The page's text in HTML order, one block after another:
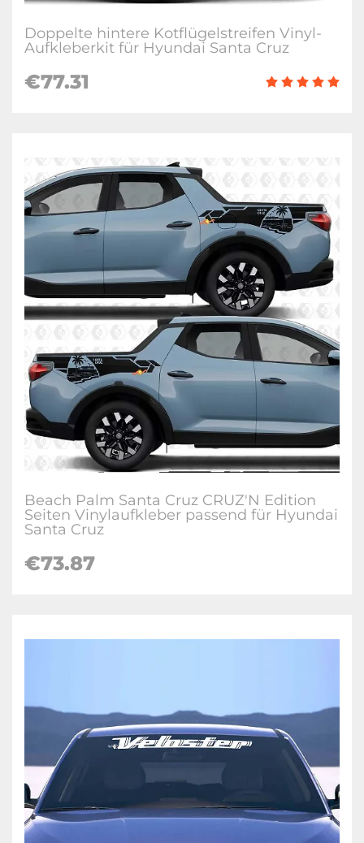
Doppelte hintere Kotflügelstreifen Vinyl-
Aufkleberkit für Hyundai Santa Cruz
€77.31
Beach Palm Santa Cruz CRUZ'N Edition
Seiten Vinylaufkleber passend für Hyundai
Santa Cruz
€73.87